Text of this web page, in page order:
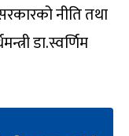
नीति तथा
डा.स्वर्णिम